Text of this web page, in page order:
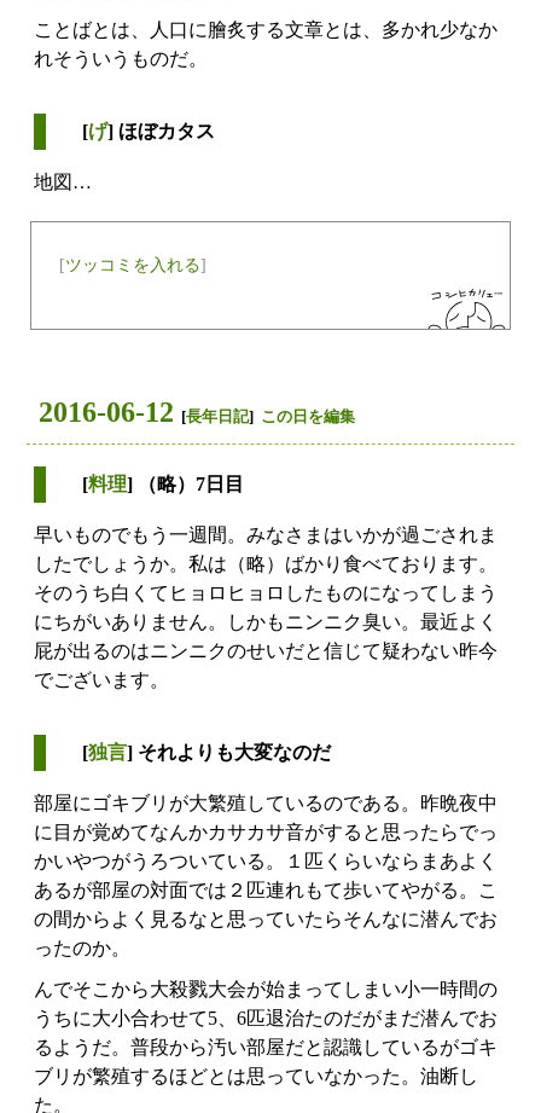
ことばとは、人口に膾炙する文章とは、多かれ少なか
れそういうものだ。
[げ] ほぼカタス
地図…
[ツッコミを入れる]
2016-06-12 [長年日記] この日を編集
[料理] （略）7日目
早いものでもう一週間。みなさまはいかが過ごされま
したでしょうか。私は（略）ばかり食べております。
そのうち白くてヒョロヒョロしたものになってしまう
にちがいありません。しかもニンニク臭い。最近よく
屁が出るのはニンニクのせいだと信じて疑わない昨今
でございます。
[独言] それよりも大変なのだ
部屋にゴキブリが大繁殖しているのである。昨晩夜中
に目が覚めてなんかカサカサ音がすると思ったらでっ
かいやつがうろついている。１匹くらいならまあよく
あるが部屋の対面では２匹連れもて歩いてやがる。こ
の間からよく見るなと思っていたらそんなに潜んでお
ったのか。
んでそこから大殺戮大会が始まってしまい小一時間の
うちに大小合わせて5、6匹退治たのだがまだ潜んでお
るようだ。普段から汚い部屋だと認識しているがゴキ
ブリが繁殖するほどとは思っていなかった。油断し
た。